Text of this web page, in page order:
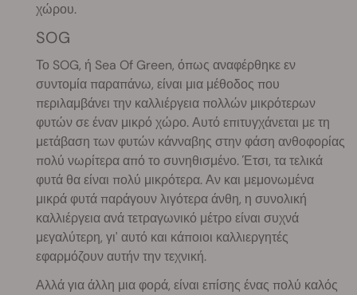
χώρου.
SOG
Το SOG, ή Sea Of Green, όπως αναφέρθηκε εν
συντομία παραπάνω, είναι μια μέθοδος που
περιλαμβάνει την καλλιέργεια πολλών μικρότερων
φυτών σε έναν μικρό χώρο. Αυτό επιτυγχάνεται με τη
μετάβαση των φυτών κάνναβης στην φάση ανθοφορίας
πολύ νωρίτερα από το συνηθισμένο. Έτσι, τα τελικά
φυτά θα είναι πολύ μικρότερα. Αν και μεμονωμένα
μικρά φυτά παράγουν λιγότερα άνθη, η συνολική
καλλιέργεια ανά τετραγωνικό μέτρο είναι συχνά
μεγαλύτερη, γι' αυτό και κάποιοι καλλιεργητές
εφαρμόζουν αυτήν την τεχνική.
Αλλά για άλλη μια φορά, είναι επίσης ένας πολύ καλός